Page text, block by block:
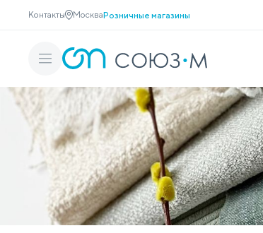
Контакты МоскваРозничные магазины